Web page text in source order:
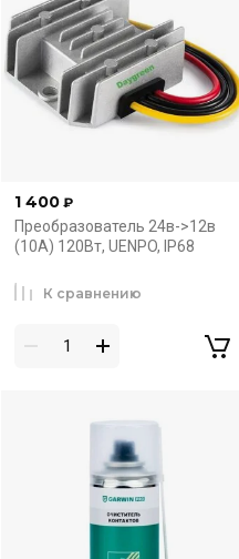
жми
Рации TYT,
Антенны, аксессуары,
1 400 ₽
Преобразователь 24в->12в
(10A) 120Вт, UENPO, IP68
К сравнению